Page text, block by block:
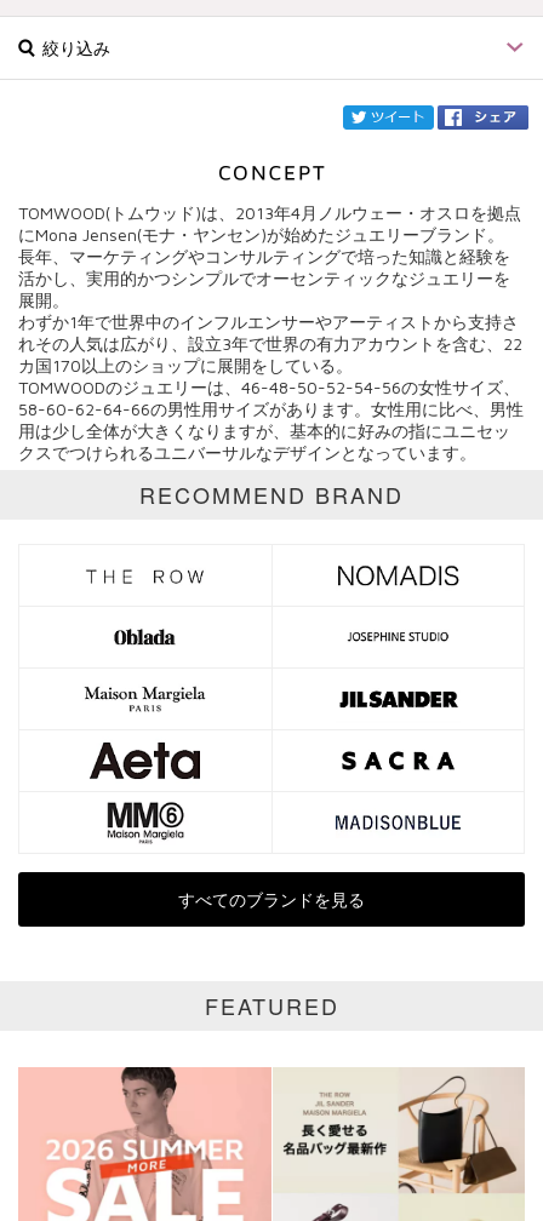
絞り込み
ブランド TOM WOOD
カテゴリ
サイズ
価格
円～ 円
SALE商品
再入荷 新着
ラスト1 受注生産
在庫あり
ブラウン
イエロー レッド ピンク
ブルー
ゴールド シルバー マルチ
TOMWOOD(トムウッド)は、2013年4月ノルウェー・オスロを拠点
にMona Jensen(モナ・ヤンセン)が始めたジュエリーブランド。
長年、マーケティングやコンサルティングで培った知識と経験を
活かし、実用的かつシンプルでオーセンティックなジュエリーを
展開。
わずか1年で世界中のインフルエンサーやアーティストから支持さ
れその人気は広がり、設立3年で世界の有力アカウントを含む、22
カ国170以上のショップに展開をしている。
TOMWOODのジュエリーは、46-48-50-52-54-56の女性サイズ、
58-60-62-64-66の男性用サイズがあります。女性用に比べ、男性
用は少し全体が大きくなりますが、基本的に好みの指にユニセッ
クスでつけられるユニバーサルなデザインとなっています。
RECOMMEND BRAND
すべてのブランドを見る
FEATURED